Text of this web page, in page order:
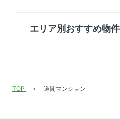
エリア別おすすめ物件
TOP 道間マンション